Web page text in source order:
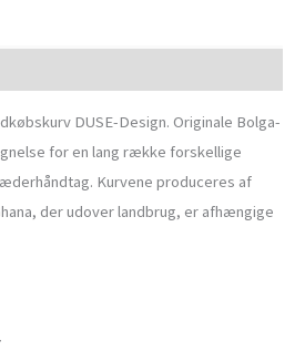
DUSE-Design. Originale Bolga-
for en lang række forskellige
Kurvene produceres af
der udover landbrug, er afhængige